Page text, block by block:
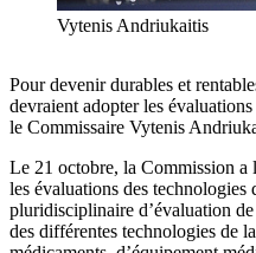
Vytenis Andriukaitis
Pour devenir durables et
devraient adopter les
le Commissaire Vytenis
Le 21 octobre, la Commission a
les évaluations des technologies
pluridisciplinaire d’évaluation
des différentes technologies de